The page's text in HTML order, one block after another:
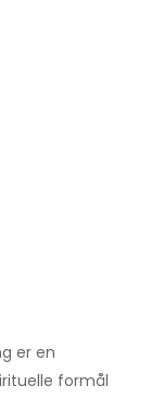
er en
formål